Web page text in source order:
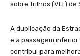
sobre Trilhos (VLT)
A duplicação da
e a passagem
contribui para